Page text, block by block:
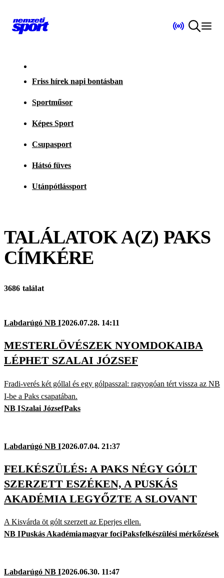
Friss hírek napi bontásban
Sportműsor
Képes Sport
Csupasport
Hátsó füves
Utánpótlássport
TALÁLATOK A(Z) PAKS
CÍMKÉRE
3686 találat
Labdarúgó NB I2026.07.28. 14:11
MESTERLÖVÉSZEK NYOMDOKAIBA
LÉPHET SZALAI JÓZSEF
Fradi-verés két góllal és egy gólpasszal: ragyogóan tért vissza az NB
I-be a Paks csapatában.
NB ISzalai JózsefPaks
Labdarúgó NB I2026.07.04. 21:37
FELKÉSZÜLÉS: A PAKS NÉGY GÓLT
SZERZETT ESZÉKEN, A PUSKÁS
AKADÉMIA LEGYŐZTE A SLOVANT
A Kisvárda öt gólt szerzett az Eperjes ellen.
NB IPuskás Akadémiamagyar fociPaksfelkészülési mérkőzések
Labdarúgó NB I2026.06.30. 11:47